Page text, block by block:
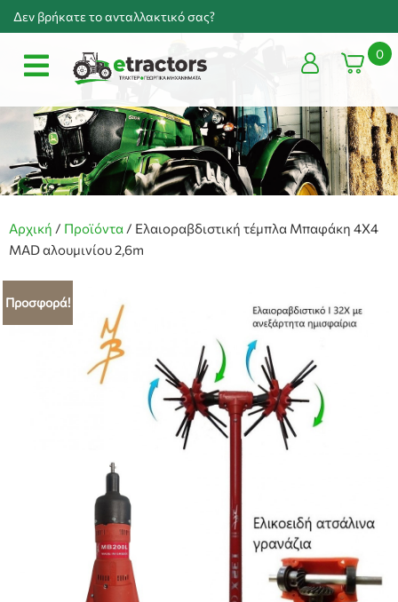
Δεν βρήκατε το ανταλλακτικό σας?
0
Αρχική / Προϊόντα / Ελαιοραβδιστική τέμπλα Μπαφάκη 4Χ4
MAD αλουμινίου 2,6m
Προσφορά!